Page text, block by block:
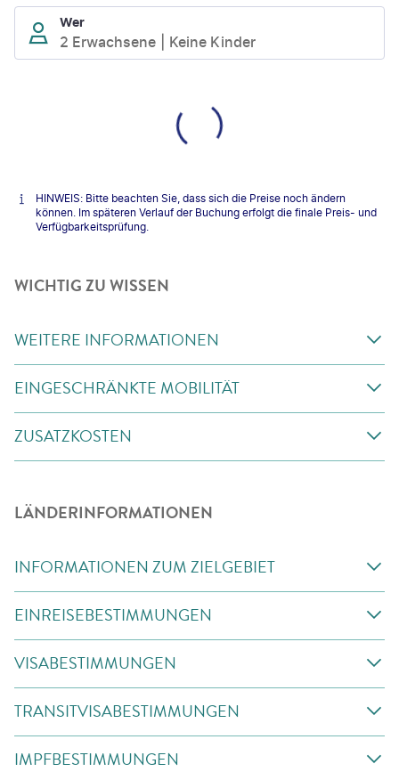
Wer
2 Erwachsene Keine Kinder
HINWEIS: Bitte beachten Sie, dass sich die Preise noch ändern
können. Im späteren Verlauf der Buchung erfolgt die finale Preis- und
Verfügbarkeitsprüfung.
WICHTIG ZU WISSEN
WEITERE INFORMATIONEN
EINGESCHRÄNKTE MOBILITÄT
ZUSATZKOSTEN
LÄNDERINFORMATIONEN
INFORMATIONEN ZUM ZIELGEBIET
EINREISEBESTIMMUNGEN
VISABESTIMMUNGEN
TRANSITVISABESTIMMUNGEN
IMPFBESTIMMUNGEN